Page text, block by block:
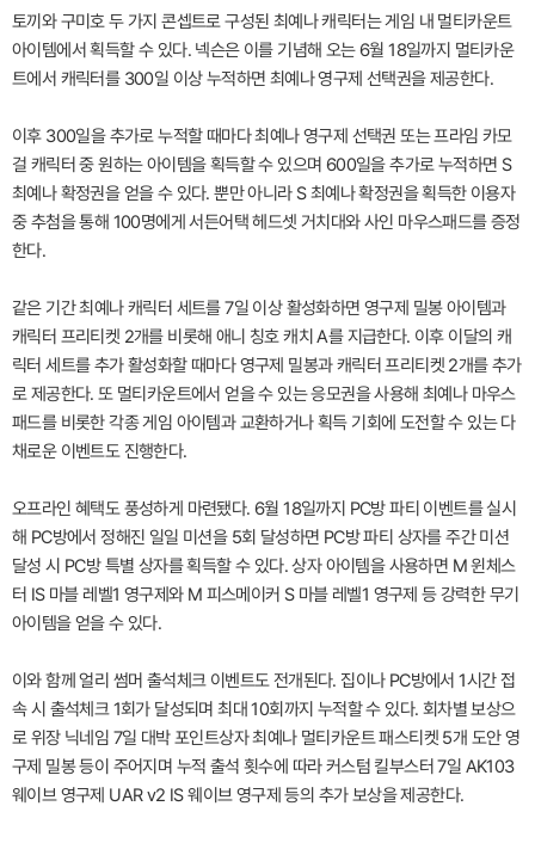
토끼와 구미호 두 가지 콘셉트로 구성된 최예나 캐릭터는 게임 내 멀티카운트
아이템에서 획득할 수 있다. 넥슨은 이를 기념해 오는 6월 18일까지 멀티카운
트에서 캐릭터를 300일 이상 누적하면 최예나 영구제 선택권을 제공한다.
이후 300일을 추가로 누적할 때마다 최예나 영구제 선택권 또는 프라임 카모
걸 캐릭터 중 원하는 아이템을 획득할 수 있으며 600일을 추가로 누적하면 S
최예나 확정권을 얻을 수 있다. 뿐만 아니라 S 최예나 확정권을 획득한 이용자
중 추첨을 통해 100명에게 서든어택 헤드셋 거치대와 사인 마우스패드를 증정
한다.
같은 기간 최예나 캐릭터 세트를 7일 이상 활성화하면 영구제 밀봉 아이템과
캐릭터 프리티켓 2개를 비롯해 애니 칭호 캐치 A를 지급한다. 이후 이달의 캐
릭터 세트를 추가 활성화할 때마다 영구제 밀봉과 캐릭터 프리티켓 2개를 추가
로 제공한다. 또 멀티카운트에서 얻을 수 있는 응모권을 사용해 최예나 마우스
패드를 비롯한 각종 게임 아이템과 교환하거나 획득 기회에 도전할 수 있는 다
채로운 이벤트도 진행한다.
오프라인 혜택도 풍성하게 마련됐다. 6월 18일까지 PC방 파티 이벤트를 실시
해 PC방에서 정해진 일일 미션을 5회 달성하면 PC방 파티 상자를 주간 미션
달성 시 PC방 특별 상자를 획득할 수 있다. 상자 아이템을 사용하면 M 윈체스
터 IS 마블 레벨1 영구제와 M 피스메이커 S 마블 레벨1 영구제 등 강력한 무기
아이템을 얻을 수 있다.
이와 함께 얼리 썸머 출석체크 이벤트도 전개된다. 집이나 PC방에서 1시간 접
속 시 출석체크 1회가 달성되며 최대 10회까지 누적할 수 있다. 회차별 보상으
로 위장 닉네임 7일 대박 포인트상자 최예나 멀티카운트 패스티켓 5개 도안 영
구제 밀봉 등이 주어지며 누적 출석 횟수에 따라 커스텀 킬부스터 7일 AK103
웨이브 영구제 UAR v2 IS 웨이브 영구제 등의 추가 보상을 제공한다.